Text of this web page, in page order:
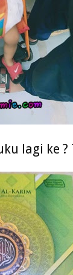
lagi ke ?